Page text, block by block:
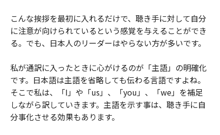
こんな挨拶を最初に入れるだけで、聴き手に対して自分
に注意が向けられているという感覚を与えることができ
る。でも、日本人のリーダーはやらない方が多いです。
私が通訳に入ったときに心がけるのが「主語」の明確化
です。日本語は主語を省略しても伝わる言語ですよね。
そこで私は、「I」や「us」、「you」、「we」を補足
しながら訳していきます。主語を示す事は、聴き手に自
分事化させる効果もあります。